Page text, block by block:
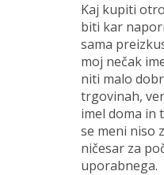
Kaj kupiti
biti kar
sama
moj nečak
niti malo
trgovinah,
imel doma in
se meni niso
ničesar za
uporabnega.